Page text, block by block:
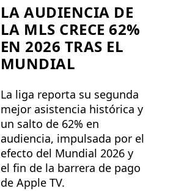
LA AUDIENCIA DE
LA MLS CRECE 62%
EN 2026 TRAS EL
MUNDIAL
La liga reporta su segunda
mejor asistencia histórica y
un salto de 62% en
audiencia, impulsada por el
efecto del Mundial 2026 y
el fin de la barrera de pago
de Apple TV.